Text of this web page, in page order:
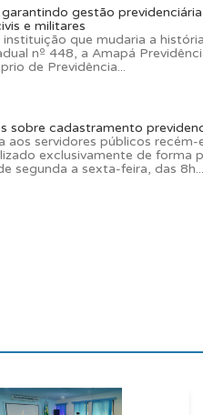
gestão
e militares
que mudaria a
nº 448, a Amapá
de Previdência...
sobre cadastramento
aos servidores públicos
exclusivamente de forma
segunda a sexta-feira, das 8h...